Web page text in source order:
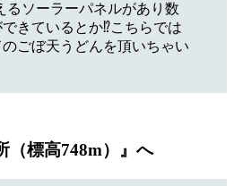
るソーラーパネルがあり数
きているとか⁉こちらでは
ごぼ天うどんを頂いちゃい
（標高748m）』へ